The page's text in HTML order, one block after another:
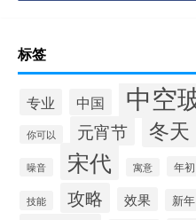
标签
专业 中国 中空
你可以 元宵节 冬天
噪音 宋代 寓意 年初
技能 攻略 效果 新年